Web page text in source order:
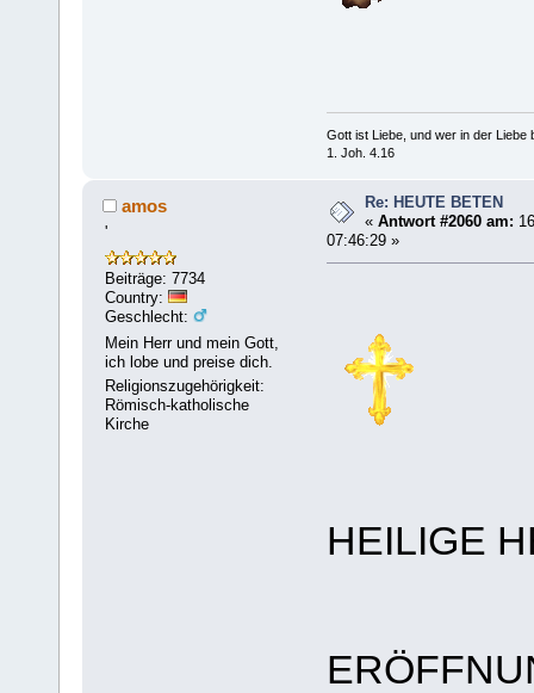
Gott ist Liebe, und wer in der Liebe
1. Joh. 4.16
amos
'
Beiträge: 7734
Country:
Geschlecht:
Mein Herr und mein Gott,
ich lobe und preise dich.
Religionszugehörigkeit:
Römisch-katholische
Kirche
Re: HEUTE BETEN
«Antwort #2060 am:
07:46:29 »
HEILIGE